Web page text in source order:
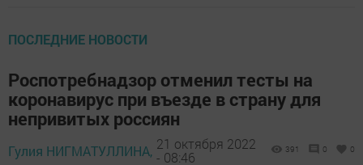
ПОСЛЕДНИЕ НОВОСТИ
Роспотребнадзор отменил тесты на
коронавирус при въезде в страну для
непривитых россиян
Гулия НИГМАТУЛЛИНА, 21 октября 2022
- 08:46
391 0 0